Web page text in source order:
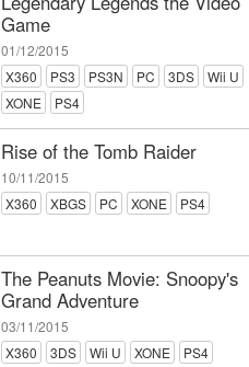
Game
01/12/2015
X360
PS3 PS3N PC 3DS
Wii U
XONE
PS4
Rise of the Tomb Raider
10/11/2015
X360
XBGS PC XONE PS4
The Peanuts Movie: Snoopy's
Grand Adventure
03/11/2015
X360
3DS Wii U XONE PS4